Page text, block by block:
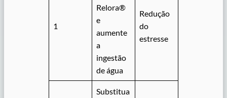
1
Relora®
e
aumente
a
ingestão
de água
Redução
do
estresse
Substitua